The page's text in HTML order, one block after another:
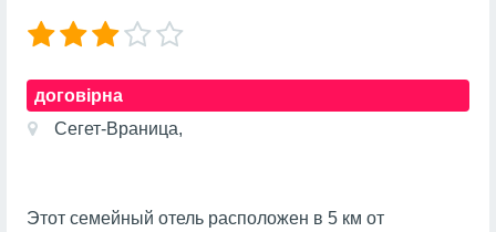
договірна
Сегет-Враница,
Этот семейный отель расположен в 5 км от